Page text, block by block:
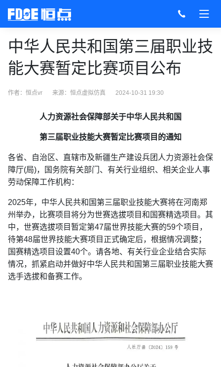
中华人民共和国第三届职业技
能大赛暂定比赛项目公布
作者：恒点vr 来源： 恒点虚拟仿真 2024-10-31 19:30
人力资源社会保障部关于中华人民共和国
第三届职业技能大赛暂定比赛项目的通知
各省、自治区、直辖市及新疆生产建设兵团人力资源社会保
障厅(局)，国务院有关部门、有关行业组织、相关企业人事
劳动保障工作机构：
2025年，中华人民共和国第三届职业技能大赛将在河南郑
州举办，比赛项目将分为世赛选拔项目和国赛精选项目。其
中，世赛选拔项目暂定第47届世界技能大赛的59个项目，
待第48届世界技能大赛项目正式确定后，根据情况调整；
国赛精选项目设置40个。请各地、有关行业企业结合实际
情况，抓紧启动并做好中华人民共和国第三届职业技能大赛
选手选拔和备赛工作。